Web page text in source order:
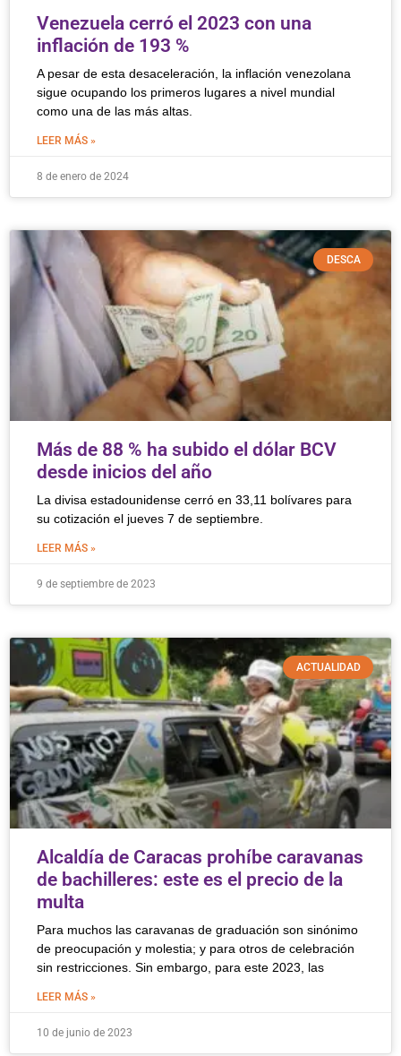
Venezuela cerró el 2023 con una
inflación de 193 %
A pesar de esta desaceleración, la inflación venezolana
sigue ocupando los primeros lugares a nivel mundial
como una de las más altas.
LEER MÁS »
8 de enero de 2024
DESCA
Más de 88 % ha subido el dólar BCV
desde inicios del año
La divisa estadounidense cerró en 33,11 bolívares para
su cotización el jueves 7 de septiembre.
LEER MÁS »
9 de septiembre de 2023
ACTUALIDAD
Alcaldía de Caracas prohíbe caravanas
de bachilleres: este es el precio de la
multa
Para muchos las caravanas de graduación son sinónimo
de preocupación y molestia; y para otros de celebración
sin restricciones. Sin embargo, para este 2023, las
LEER MÁS »
10 de junio de 2023